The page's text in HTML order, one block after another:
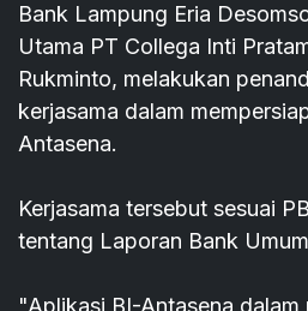
Bank Lampung Eria
Utama PT Collega Inti
Rukminto, melakukan
kerjasama dalam
Antasena.
Kerjasama tersebut sesuai
tentang Laporan Bank